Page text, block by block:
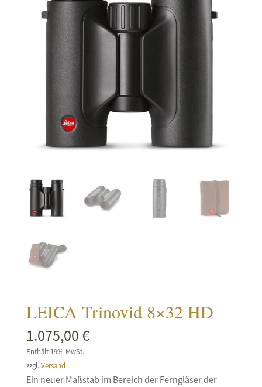
LEICA Trinovid 8×32 HD
1.075,00€
Enthält 19% MwSt.
zzgl.Versand
Ein neuer Maßstab im Bereich der Ferngläser der